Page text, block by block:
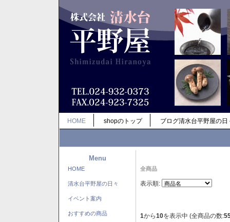
HOME shopのトップ ブログ清水台平野屋の日
Menu
HOME
清水台平野屋の日々
イベント案内
おすすめの商品
全商品
表示順:
1から10を表示中 (全商品の数: